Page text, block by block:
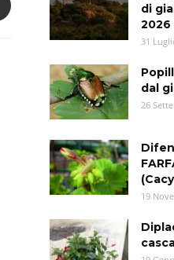
di
2026
31
dal
26
19